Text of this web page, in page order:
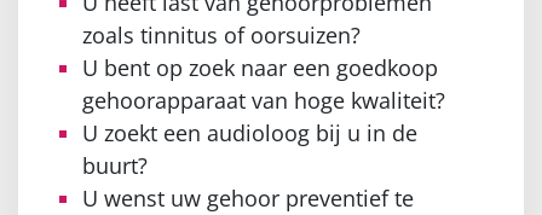
zoals tinnitus of oorsuizen?
U bent op zoek naar een goedkoop
gehoorapparaat van hoge kwaliteit?
U zoekt een audioloog bij u in de
buurt?
U wenst uw gehoor preventief te